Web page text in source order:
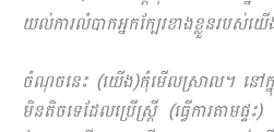
យល់ការលំបាកអ្នកក្បែរខាងខ្លួនរបស់យ
ចំណុចនេះ (យើង)កុំមើលស្រាល។ នៅក្
មិនតិចទេដែលប្រើស្រ្ដី (ធ្វើការតាមផ្ទ